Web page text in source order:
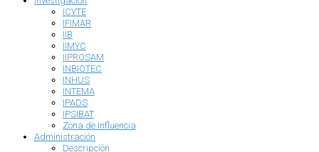
ICYTE
IFIMAR
IIB
IIMYC
IIPROSAM
INBIOTEC
INHUS
INTEMA
IPADS
IPSIBAT
Zona de Influencia
Administración
Descripción